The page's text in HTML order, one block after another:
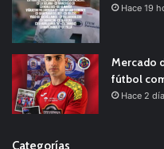
Hace 19
Mercado
fútbol
Hace 2
Categorías